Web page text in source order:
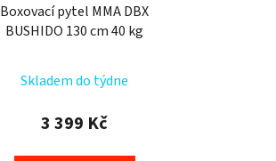
Boxovací pytel MMA DBX
BUSHIDO 130 cm 40 kg
Skladem do týdne
3 399 Kč